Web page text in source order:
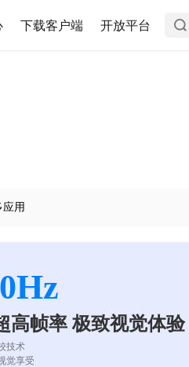
下载客户端 开放平台
用
高帧率 极致视觉体验
技术
觉享受